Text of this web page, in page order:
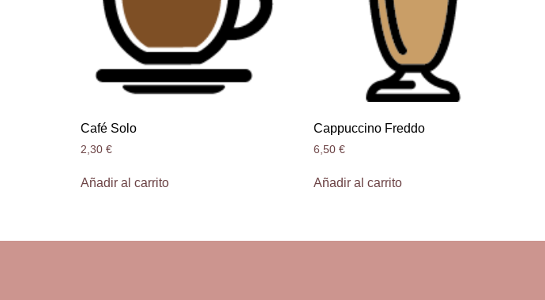
Café Solo
2,30 €
Añadir al carrito
Cappuccino Freddo
6,50 €
Añadir al carrito